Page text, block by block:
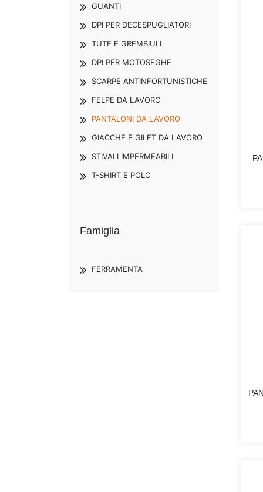
GUANTI
DPI PER DECESPUGLIATORI
TUTE E GREMBIULI
DPI PER MOTOSEGHE
SCARPE ANTINFORTUNISTICHE
FELPE DA LAVORO
PANTALONI DA LAVORO
GIACCHE E GILET DA LAVORO
STIVALI IMPERMEABILI
T-SHIRT E POLO
Famiglia
FERRAMENTA